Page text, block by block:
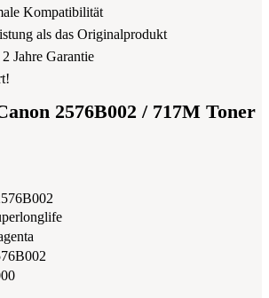
Kompatibilität
als das Originalprodukt
Jahre Garantie
2576B002 / 717M Toner